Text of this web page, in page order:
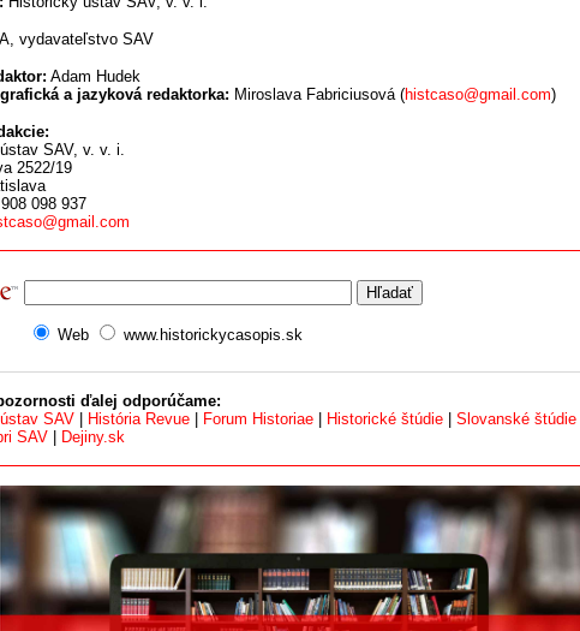
vydavateľstvo SAV
Adam Hudek
a jazyková redaktorka: Miroslava Fabriciusová (histcaso@gmail.com)
SAV, v. v. i.
2522/19
098 937
Web www.historickycasopis.sk
ďalej odporúčame:
SAV
História Revue Forum Historiae Historické štúdie Slovanské štúdie
SAV
Dejiny.sk